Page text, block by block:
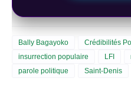
Bally Bagayoko Crédibilités
insurrection populaire
LFI
parole politique
Saint-Denis